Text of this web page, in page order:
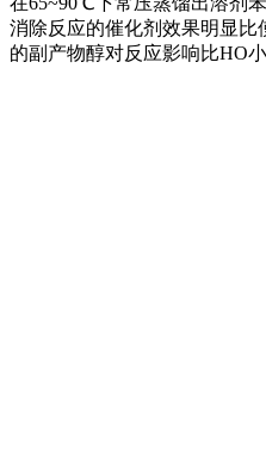
消除反应的催化剂效果明显
的副产物醇对反应影响比HO